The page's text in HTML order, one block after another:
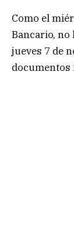
Como el
Bancario, no
jueves 7 de
documentos